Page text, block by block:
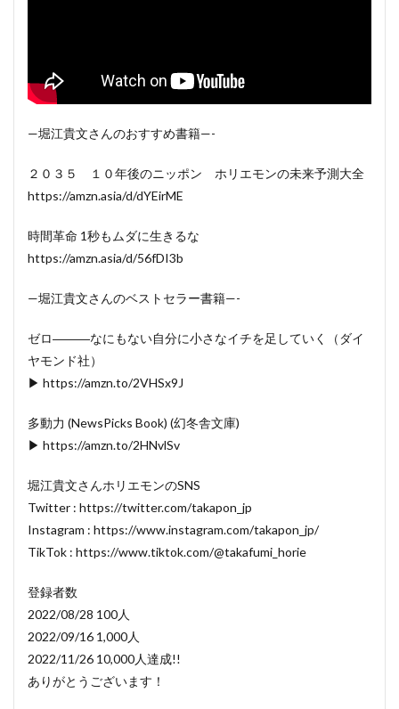
—堀江貴文さんのおすすめ書籍—-
２０３５ １０年後のニッポン ホリエモンの未来予測大全
https://amzn.asia/d/dYEirME
時間革命 1秒もムダに生きるな
https://amzn.asia/d/56fDI3b
—堀江貴文さんのベストセラー書籍—-
ゼロ―――なにもない自分に小さなイチを足していく（ダイ
ヤモンド社）
▶ https://amzn.to/2VHSx9J
多動力 (NewsPicks Book) (幻冬舎文庫)
▶ https://amzn.to/2HNvlSv
堀江貴文さんホリエモンのSNS
Twitter : https://twitter.com/takapon_jp
Instagram : https://www.instagram.com/takapon_jp/
TikTok : https://www.tiktok.com/@takafumi_horie
登録者数
2022/08/28 100人
2022/09/16 1,000人
2022/11/26 10,000人達成!!
ありがとうございます！